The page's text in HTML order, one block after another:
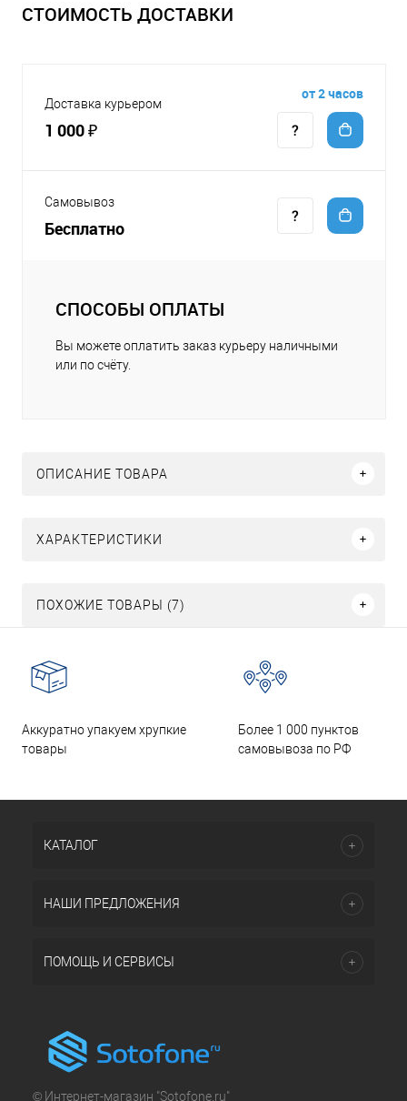
СТОИМОСТЬ ДОСТАВКИ
Доставка курьером
1 000 ₽
от 2 часов
Самовывоз
Бесплатно
СПОСОБЫ ОПЛАТЫ
Вы можете оплатить заказ курьеру наличными
или по счёту.
ОПИСАНИЕ ТОВАРА
ХАРАКТЕРИСТИКИ
ПОХОЖИЕ ТОВАРЫ (7)
Аккуратно упакуем хрупкие
товары
Более 1 000 пунктов
самовывоза по РФ
КАТАЛОГ
НАШИ ПРЕДЛОЖЕНИЯ
ПОМОЩЬ И СЕРВИСЫ
© Интернет-магазин "Sotofone.ru"